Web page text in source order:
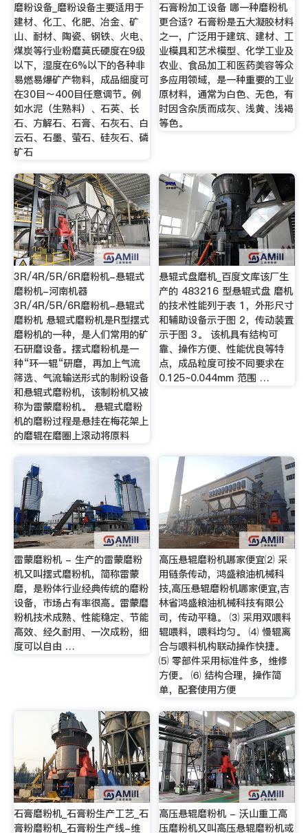
磨粉设备_磨粉设备主要适用于
建材、化工、化肥、冶金、矿
山、耐材、陶瓷、钢铁、火电、
煤炭等行业粉磨莫氏硬度在9级
以下，湿度在6%以下的各种非
易燃易爆矿产物料，成品细度可
在30目～400目任意调节。例
如水泥（生熟料）、石英、长
石、方解石、石膏、石灰石、白
云石、石墨、萤石、硅灰石、磷
矿石
石膏粉加工设备 哪一种磨粉机
更合适？石膏粉是五大凝胶材料
之一，广泛用于建筑、建材、工
业模具和艺术模型、化学工业及
农业、食品加工和医药美容等众
多应用领域，是一种重要的工业
原材料，通常为白色、无色，有
时因含杂质而成灰、浅黄、浅褐
等色。
3R/4R/5R/6R磨粉机-悬辊式
磨粉机-河南机器
3R/4R/5R/6R磨粉机-悬辊式
磨粉机 悬辊式磨粉机是R型摆式
磨粉机的一种，是人们常用的矿
石研磨设备。摆式磨粉机是一
种“环—辊“研磨，再加上气流
筛选、气流输送形式的制粉设备
和悬辊式磨粉机，该制粉机又被
称为雷蒙磨粉机。 悬辊式磨粉
机的磨粉过程是悬挂在梅花架上
的磨辊在磨圈上滚动将原料
悬辊式盘磨机_百度文库该厂生
产的 483216 型悬辊式盘 磨机
的技术性能列于表 1，外形尺寸
和辅助设备示于图 2，传动装置
示于图 3。 该机具有结构可
靠、操作方便、性能优良等特
点，成品粒度可按不同要求在
0.125~0.044mm 范围 …
雷蒙磨粉机 - 生产的雷蒙磨粉
机又叫摆式磨粉机，简称雷蒙
磨，是粉体行业经典传统的磨粉
设备，市场占有率很高。雷蒙磨
粉机技术成熟、性能稳定、节能
高效、经久耐用、一次成粉，细
度可以自由 …
高压悬辊磨粉机哪家便宜⑵ 采
用链条传动，鸿盛粮油机械科
技,高压悬辊磨粉机哪家便宜,吉
林省鸿盛粮油机械科技有限公
司，传动平稳。 ⑶ 采用双喂料
辊喂料，喂料均匀。 ⑷ 慢辊离
合与喂料机构联动操作快捷。
⑸ 零部件采用标准件多，维修
方便。 ⑹ 结构合理，操作简
单，配套使用方便
石膏磨粉机_石膏粉生产工艺_石
膏粉磨粉机_石膏粉生产线-维
高压悬辊磨粉机 - 沃山重工高
压磨粉机又叫高压悬辊磨粉机或